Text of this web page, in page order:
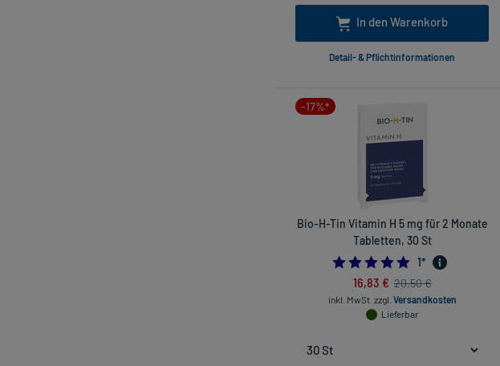
In den Warenkorb
Detail- & Pflichtinformationen
-17%*
Bio-H-Tin Vitamin H 5 mg für 2 Monate
Tabletten, 30 St
5.0
1*
16,83 € 20,50 €
inkl. MwSt. zzgl. Versandkosten
Lieferbar